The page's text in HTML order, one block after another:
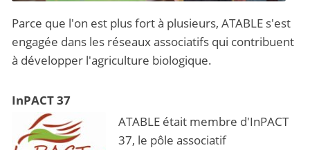
Parce que l'on est plus fort à plusieurs, ATABLE s'est
engagée dans les réseaux associatifs qui contribuent
à développer l'agriculture biologique.
InPACT 37
ATABLE était membre d'InPACT
37, le pôle associatif